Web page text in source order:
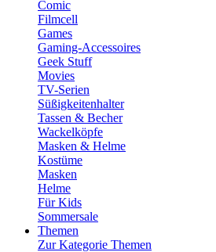
Comic
Filmcell
Games
Gaming-Accessoires
Geek Stuff
Movies
TV-Serien
Süßigkeitenhalter
Tassen & Becher
Wackelköpfe
Masken & Helme
Kostüme
Masken
Helme
Für Kids
Sommersale
Themen
Zur Kategorie Themen